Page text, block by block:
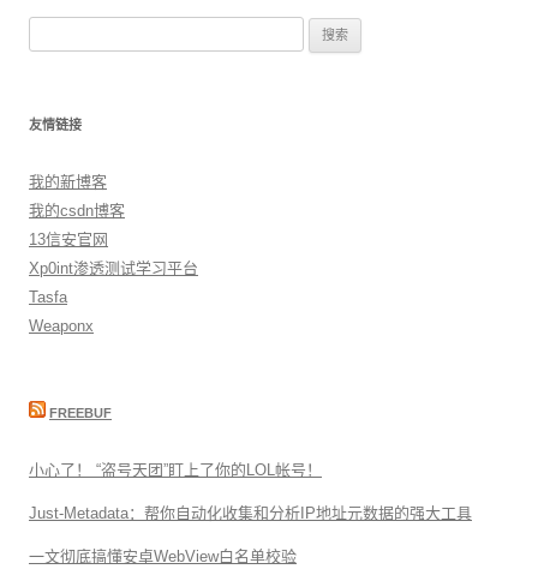
友情链接
我的新博客
我的csdn博客
13信安官网
Xp0int渗透测试学习平台
Tasfa
Weaponx
FREEBUF
小心了！ “盗号天团”盯上了你的LOL帐号！
Just-Metadata：帮你自动化收集和分析IP地址元数据的强大工具
一文彻底搞懂安卓WebView白名单校验